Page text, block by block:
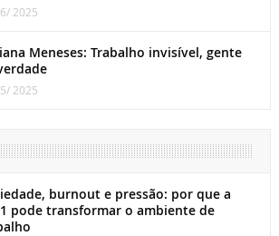
2025
Meneses: Trabalho invisível, gente
2025
burnout e pressão: por que a
1 pode transformar o ambiente de